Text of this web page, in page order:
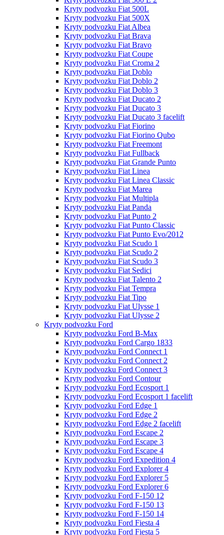
Kryty podvozku Fiat 500L
Kryty podvozku Fiat 500X
Kryty podvozku Fiat Albea
Kryty podvozku Fiat Brava
Kryty podvozku Fiat Bravo
Kryty podvozku Fiat Coupe
Kryty podvozku Fiat Croma 2
Kryty podvozku Fiat Doblo
Kryty podvozku Fiat Doblo 2
Kryty podvozku Fiat Doblo 3
Kryty podvozku Fiat Ducato 2
Kryty podvozku Fiat Ducato 3
Kryty podvozku Fiat Ducato 3 facelift
Kryty podvozku Fiat Fiorino
Kryty podvozku Fiat Fiorino Qubo
Kryty podvozku Fiat Freemont
Kryty podvozku Fiat Fullback
Kryty podvozku Fiat Grande Punto
Kryty podvozku Fiat Linea
Kryty podvozku Fiat Linea Classic
Kryty podvozku Fiat Marea
Kryty podvozku Fiat Multipla
Kryty podvozku Fiat Panda
Kryty podvozku Fiat Punto 2
Kryty podvozku Fiat Punto Classic
Kryty podvozku Fiat Punto Evo/2012
Kryty podvozku Fiat Scudo 1
Kryty podvozku Fiat Scudo 2
Kryty podvozku Fiat Scudo 3
Kryty podvozku Fiat Sedici
Kryty podvozku Fiat Talento 2
Kryty podvozku Fiat Tempra
Kryty podvozku Fiat Tipo
Kryty podvozku Fiat Ulysse 1
Kryty podvozku Fiat Ulysse 2
Kryty podvozku Ford
Kryty podvozku Ford B-Max
Kryty podvozku Ford Cargo 1833
Kryty podvozku Ford Connect 1
Kryty podvozku Ford Connect 2
Kryty podvozku Ford Connect 3
Kryty podvozku Ford Contour
Kryty podvozku Ford Ecosport 1
Kryty podvozku Ford Ecosport 1 facelift
Kryty podvozku Ford Edge 1
Kryty podvozku Ford Edge 2
Kryty podvozku Ford Edge 2 facelift
Kryty podvozku Ford Escape 2
Kryty podvozku Ford Escape 3
Kryty podvozku Ford Escape 4
Kryty podvozku Ford Expedition 4
Kryty podvozku Ford Explorer 4
Kryty podvozku Ford Explorer 5
Kryty podvozku Ford Explorer 6
Kryty podvozku Ford F-150 12
Kryty podvozku Ford F-150 13
Kryty podvozku Ford F-150 14
Kryty podvozku Ford Fiesta 4
Kryty podvozku Ford Fiesta 5